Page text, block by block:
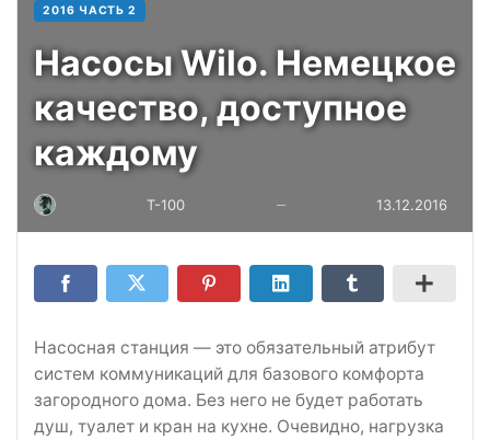
2016 ЧАСТЬ 2
Насосы Wilo. Немецкое
качество, доступное
каждому
T-100 — 13.12.2016
Насосная станция — это обязательный атрибут
систем коммуникаций для базового комфорта
загородного дома. Без него не будет работать
душ, туалет и кран на кухне. Очевидно, нагрузка